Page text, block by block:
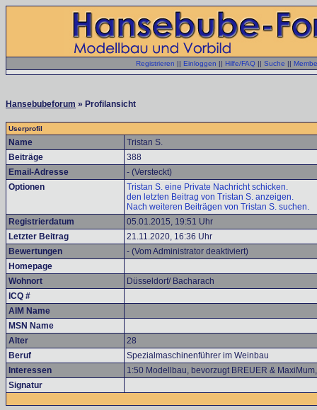
Registrieren || Einloggen || Hilfe/FAQ || Suche ||
Hansebubeforum » Profilansicht
Userprofil
Name
Tristan S.
Beiträge
388
Email-Adresse
- (Versteckt)
Optionen
Tristan S. eine Private Nachricht schicken.
den letzten Beitrag von Tristan S. anzeigen.
Nach weiteren Beiträgen von Tristan S. suchen.
Registrierdatum
05.01.2015, 19:51 Uhr
Letzter Beitrag
21.11.2020, 16:36 Uhr
Bewertungen
- (Vom Administrator deaktiviert)
Homepage
Wohnort
Düsseldorf/ Bacharach
ICQ #
AIM Name
MSN Name
Alter
28
Beruf
Spezialmaschinenführer im Weinbau
Interessen
1:50 Modellbau, bevorzugt BREUER &
Signatur